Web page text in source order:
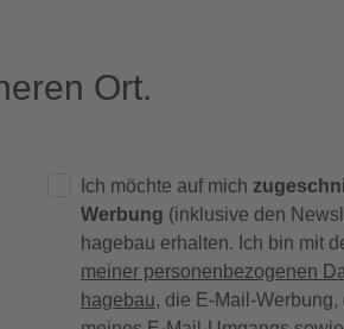
Ort.
Ich möchte auf mich
Werbung (inklusive den
hagebau erhalten. Ich bin mit
meiner personenbezogenen
hagebau, die E-Mail-Werbung,